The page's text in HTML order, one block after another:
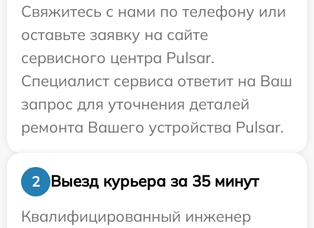
Свяжитесь с нами по телефону или
оставьте заявку на сайте
сервисного центра Pulsar.
Специалист сервиса ответит на Ваш
запрос для уточнения деталей
ремонта Вашего устройства Pulsar.
2
Выезд курьера за 35 минут
Квалифицированный инженер